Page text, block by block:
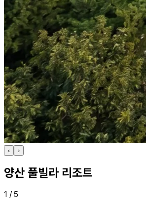
‹ ›
양산 풀빌라 리조트
1 / 5